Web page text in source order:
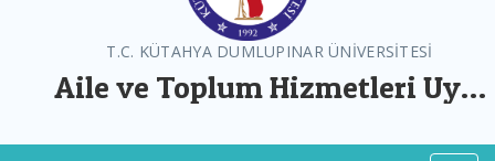
T.C. KÜTAHYA DUMLUPINAR ÜNİVERSİTESİ
Aile ve Toplum Hizmetleri Uyg.